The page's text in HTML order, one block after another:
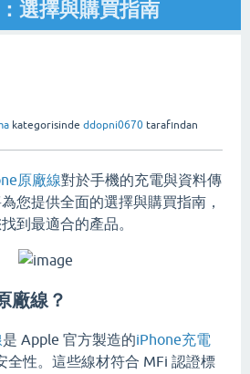
選擇與購買指南
kategorisinde ddopni0670 tarafından
原廠線對於手機的充電與資料傳
您提供全面的選擇與購買指南，
到最適合的產品。
廠線？
是 Apple 官方製造的iPhone充電
全性。這些線材符合 MFi 認證標